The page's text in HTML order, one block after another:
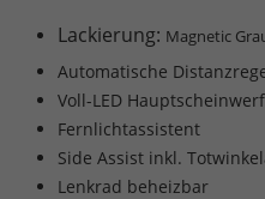
Lackierung: Magnetic
Automatische
Voll-LED
Fernlichtassistent
Side Assist inkl.
Lenkrad beheizbar